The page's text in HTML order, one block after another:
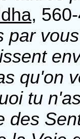
,
par
qu'on
tu
des